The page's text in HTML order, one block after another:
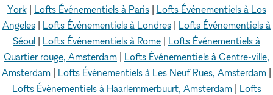
York| Lofts Événementiels à Paris| Lofts Événementiels à Los
Angeles
Lofts Événementiels à Londres
Lofts Événementiels à
Séoul
Lofts Événementiels à Rome
Lofts Événementiels à
Quartier rouge, Amsterdam
Lofts Événementiels à Centre-ville,
Amsterdam
Lofts Événementiels à Les Neuf Rues, Amsterdam
Lofts Événementiels à Haarlemmerbuurt, Amsterdam| Lofts